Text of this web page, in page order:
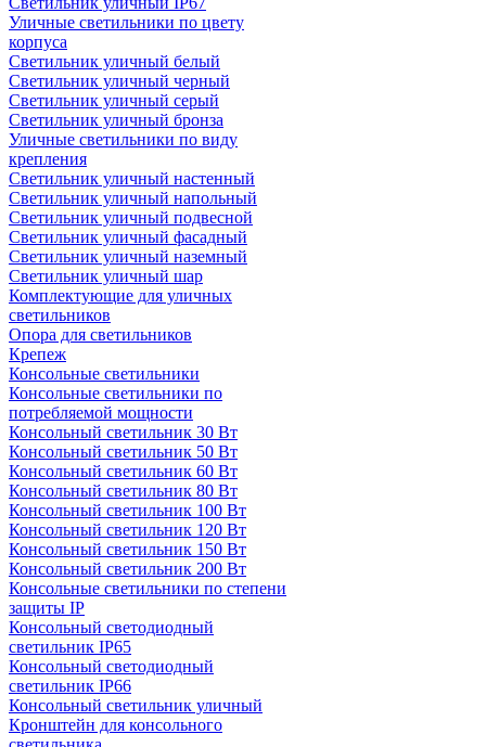
Уличные светильники по цвету
корпуса
Светильник уличный белый
Светильник уличный черный
Светильник уличный серый
Светильник уличный бронза
Уличные светильники по виду
крепления
Светильник уличный настенный
Светильник уличный напольный
Светильник уличный подвесной
Светильник уличный фасадный
Светильник уличный наземный
Cветильник уличный шар
Комплектующие для уличных
светильников
Опора для светильников
Крепеж
Консольные светильники
Консольные светильники по
потребляемой мощности
Консольный светильник 30 Вт
Консольный светильник 50 Вт
Консольный светильник 60 Вт
Консольный светильник 80 Вт
Консольный светильник 100 Вт
Консольный светильник 120 Вт
Консольный светильник 150 Вт
Консольный светильник 200 Вт
Консольные светильники по степени
защиты IP
Консольный светодиодный
светильник IP65
Консольный светодиодный
светильник IP66
Консольный светильник уличный
Кронштейн для консольного